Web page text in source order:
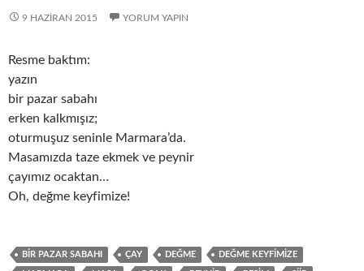
9 HAZIRAN 2015 YORUM YAPIN
Resme baktım:
yazın
bir pazar sabahı
erken kalkmışız;
oturmuşuz seninle Marmara’da.
Masamızda taze ekmek ve peynir
çayımız ocaktan…
Oh, değme keyfimize!
BIR PAZAR SABAHI ÇAY DEĞME DEĞME KEYFIMIZE